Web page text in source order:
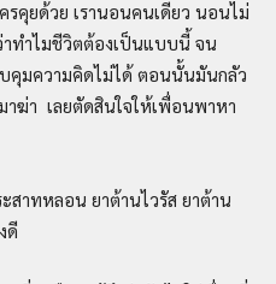
คุยด้วย เรานอนคนเดียว นอนไม่
ทำไมชีวิตต้องเป็นแบบนี้ จน
คุมความคิดไม่ได้ ตอนนั้นมันกลัว
าฆ่า เลยตัดสินใจให้เพื่อนพาหา
าทหลอน ยาต้านไวรัส ยาต้าน
ดี